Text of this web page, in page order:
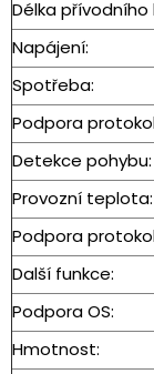
Délka přívodního
Napájení:
Spotřeba:
Podpora
Detekce pohybu:
Provozní teplota:
Podpora
Další funkce:
Podpora OS:
Hmotnost: